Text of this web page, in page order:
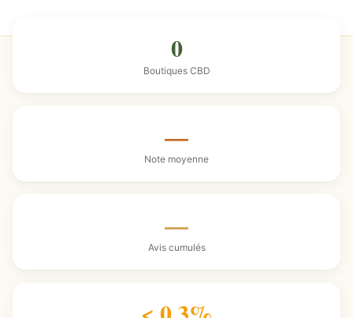
0
Boutiques CBD
—
Note moyenne
—
Avis cumulés